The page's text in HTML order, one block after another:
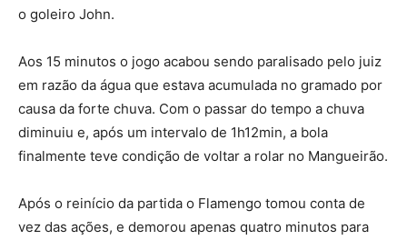
o goleiro John.
Aos 15 minutos o jogo acabou sendo paralisado pelo juiz
em razão da água que estava acumulada no gramado por
causa da forte chuva. Com o passar do tempo a chuva
diminuiu e, após um intervalo de 1h12min, a bola
finalmente teve condição de voltar a rolar no Mangueirão.
Após o reinício da partida o Flamengo tomou conta de
vez das ações, e demorou apenas quatro minutos para